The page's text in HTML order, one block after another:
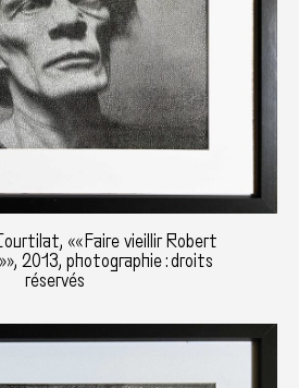
«« Faire vieillir Robert
2013, photographie : droits
réservés